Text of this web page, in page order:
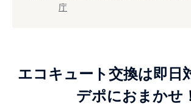
庁
エコキュート交換は即日
デポにおまかせ